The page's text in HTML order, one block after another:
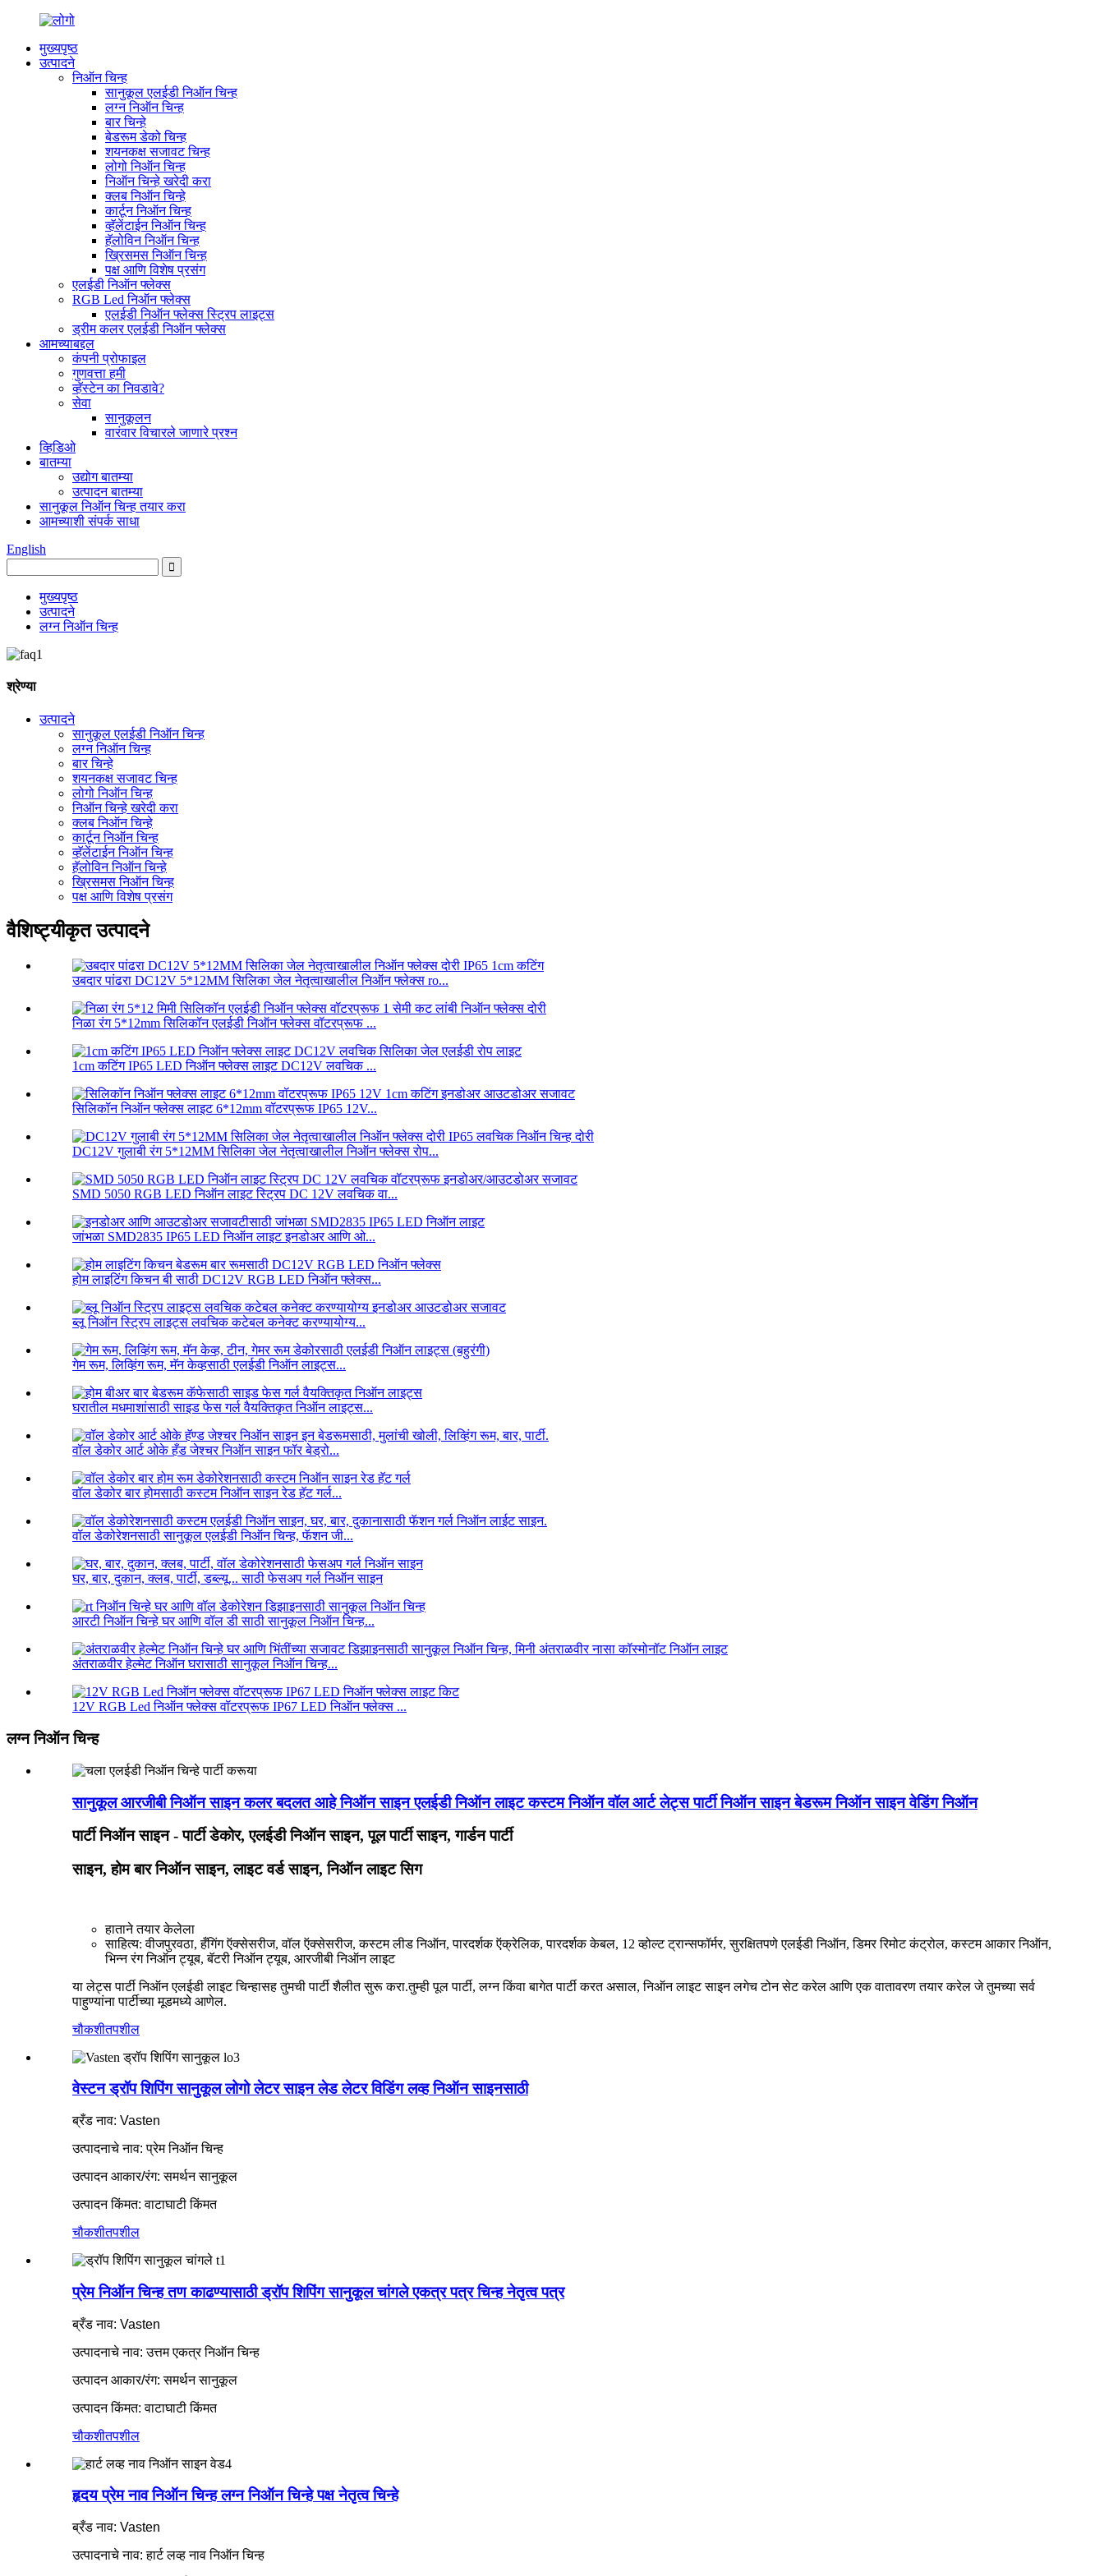
मुख्यपृष्ठ
उत्पादने
निऑन चिन्ह
सानुकूल एलईडी निऑन चिन्ह
लग्न निऑन चिन्ह
बार चिन्हे
बेडरूम डेको चिन्ह
शयनकक्ष सजावट चिन्ह
लोगो निऑन चिन्ह
निऑन चिन्हे खरेदी करा
क्लब निऑन चिन्हे
कार्टून निऑन चिन्ह
व्हॅलेंटाईन निऑन चिन्ह
हॅलोविन निऑन चिन्ह
ख्रिसमस निऑन चिन्ह
पक्ष आणि विशेष प्रसंग
एलईडी निऑन फ्लेक्स
RGB Led निऑन फ्लेक्स
एलईडी निऑन फ्लेक्स स्ट्रिप लाइट्स
ड्रीम कलर एलईडी निऑन फ्लेक्स
आमच्याबद्दल
कंपनी प्रोफाइल
गुणवत्ता हमी
व्हॅस्टेन का निवडावे?
सेवा
सानुकूलन
वारंवार विचारले जाणारे प्रश्न
व्हिडिओ
बातम्या
उद्योग बातम्या
उत्पादन बातम्या
सानुकूल निऑन चिन्ह तयार करा
आमच्याशी संपर्क साधा
English
मुख्यपृष्ठ
उत्पादने
लग्न निऑन चिन्ह
श्रेण्या
उत्पादने
सानुकूल एलईडी निऑन चिन्ह
लग्न निऑन चिन्ह
बार चिन्हे
शयनकक्ष सजावट चिन्ह
लोगो निऑन चिन्ह
निऑन चिन्हे खरेदी करा
क्लब निऑन चिन्हे
कार्टून निऑन चिन्ह
व्हॅलेंटाईन निऑन चिन्ह
हॅलोविन निऑन चिन्हे
ख्रिसमस निऑन चिन्ह
पक्ष आणि विशेष प्रसंग
वैशिष्ट्यीकृत उत्पादने
उबदार पांढरा DC12V 5*12MM सिलिका जेल नेतृत्वाखालील निऑन फ्लेक्स ro...
निळा रंग 5*12mm सिलिकॉन एलईडी निऑन फ्लेक्स वॉटरप्रूफ ...
1cm कटिंग IP65 LED निऑन फ्लेक्स लाइट DC12V लवचिक ...
सिलिकॉन निऑन फ्लेक्स लाइट 6*12mm वॉटरप्रूफ IP65 12V...
DC12V गुलाबी रंग 5*12MM सिलिका जेल नेतृत्वाखालील निऑन फ्लेक्स रोप...
SMD 5050 RGB LED निऑन लाइट स्ट्रिप DC 12V लवचिक वा...
जांभळा SMD2835 IP65 LED निऑन लाइट इनडोअर आणि ओ...
होम लाइटिंग किचन बी साठी DC12V RGB LED निऑन फ्लेक्स...
ब्लू निऑन स्ट्रिप लाइट्स लवचिक कटेबल कनेक्ट करण्यायोग्य...
गेम रूम, लिव्हिंग रूम, मॅन केव्हसाठी एलईडी निऑन लाइट्स...
घरातील मधमाशांसाठी साइड फेस गर्ल वैयक्तिकृत निऑन लाइट्स...
वॉल डेकोर आर्ट ओके हँड जेश्चर निऑन साइन फॉर बेड्रो...
वॉल डेकोर बार होमसाठी कस्टम निऑन साइन रेड हॅट गर्ल...
वॉल डेकोरेशनसाठी सानुकूल एलईडी निऑन चिन्ह, फॅशन जी...
घर, बार, दुकान, क्लब, पार्टी, डब्ल्यू... साठी फेसअप गर्ल निऑन साइन
आरटी निऑन चिन्हे घर आणि वॉल डी साठी सानुकूल निऑन चिन्ह...
अंतराळवीर हेल्मेट निऑन घरासाठी सानुकूल निऑन चिन्ह...
12V RGB Led निऑन फ्लेक्स वॉटरप्रूफ IP67 LED निऑन फ्लेक्स ...
लग्न निऑन चिन्ह
सानुकूल आरजीबी निऑन साइन कलर बदलत आहे निऑन साइन एलईडी निऑन लाइट कस्टम निऑन वॉल आर्ट लेट्स पार्टी निऑन साइन बेडरूम निऑन साइन वेडिंग निऑन
पार्टी निऑन साइन - पार्टी डेकोर, एलईडी निऑन साइन, पूल पार्टी साइन, गार्डन पार्टी
साइन, होम बार निऑन साइन, लाइट वर्ड साइन, निऑन लाइट सिग
हाताने तयार केलेला
साहित्य: वीजपुरवठा, हँगिंग ऍक्सेसरीज, वॉल ऍक्सेसरीज, कस्टम लीड निऑन, पारदर्शक ऍक्रेलिक, पारदर्शक केबल, 12 व्होल्ट ट्रान्सफॉर्मर, सुरक्षितपणे एलईडी निऑन, डिमर रिमोट कंट्रोल, कस्टम आकार निऑन,
भिन्न रंग निऑन ट्यूब, बॅटरी निऑन ट्यूब, आरजीबी निऑन लाइट
या लेट्स पार्टी निऑन एलईडी लाइट चिन्हासह तुमची पार्टी शैलीत सुरू करा.तुम्ही पूल पार्टी, लग्न किंवा बागेत पार्टी करत असाल, निऑन लाइट साइन लगेच टोन सेट करेल आणि एक वातावरण तयार करेल जे तुमच्या सर्व
पाहुण्यांना पार्टीच्या मूडमध्ये आणेल.
चौकशीतपशील
वेस्टन ड्रॉप शिपिंग सानुकूल लोगो लेटर साइन लेड लेटर विडिंग लव्ह निऑन साइनसाठी
ब्रँड नाव: Vasten
उत्पादनाचे नाव: प्रेम निऑन चिन्ह
उत्पादन आकार/रंग: समर्थन सानुकूल
उत्पादन किंमत: वाटाघाटी किंमत
चौकशीतपशील
प्रेम निऑन चिन्ह तण काढण्यासाठी ड्रॉप शिपिंग सानुकूल चांगले एकत्र पत्र चिन्ह नेतृत्व पत्र
ब्रँड नाव: Vasten
उत्पादनाचे नाव: उत्तम एकत्र निऑन चिन्ह
उत्पादन आकार/रंग: समर्थन सानुकूल
उत्पादन किंमत: वाटाघाटी किंमत
चौकशीतपशील
हृदय प्रेम नाव निऑन चिन्ह लग्न निऑन चिन्हे पक्ष नेतृत्व चिन्हे
ब्रँड नाव: Vasten
उत्पादनाचे नाव: हार्ट लव्ह नाव निऑन चिन्ह